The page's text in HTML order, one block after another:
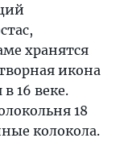
хранятся
икона
16 веке.
18
колокола.